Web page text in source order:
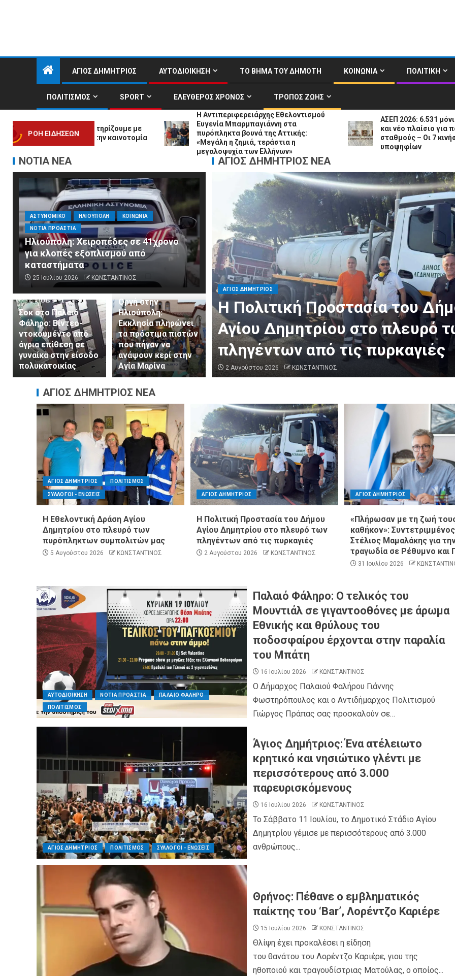
ΑΓΙΟΣ ΔΗΜΗΤΡΙΟΣ ΑΥΤΟΔΙΟΙΚΗΣΗ ΤΟ ΒΗΜΑ ΤΟΥ ΔΗΜΟΤΗ ΚΟΙΝΩΝΙΑ ΠΟΛΙΤΙΚΗ
ΠΟΛΙΤΙΣΜΟΣ SPORT ΕΛΕΥΘΕΡΟΣ ΧΡΟΝΟΣ ΤΡΟΠΟΣ ΖΩΗΣ
ΡΟΗ ΕΙΔΗΣΕΩΝ
Στηρίζουμε με
έρευνα και την καινοτομία
Η Αντιπεριφερειάρχης Εθελοντισμού
Ευγενία Μπαρμπαγιάννη στα
πυρόπληκτα βουνά της Αττικής:
«Μεγάλη η ζημιά, τεράστια η
μεγαλοψυχία των Ελλήνων»
ΑΣΕΠ 2026: 6.531 μόνιμες
και νέο πλαίσιο για παιδικούς
σταθμούς – Οι 7 κινήσεις των
υποψηφίων
ΝΟΤΙΑ ΝΕΑ
ΑΣΤΥΝΟΜΙΚΟ ΗΛΙΟΥΠΟΛΗ ΚΟΙΝΩΝΙΑ
ΝΟΤΙΑ ΠΡΟΑΣΤΙΑ
Ηλιούπολη: Χειροπέδες σε 41χρονο
για κλοπές εξοπλισμού από
καταστήματα
25 Ιουλίου 2026 ΚΩΝΣΤΑΝΤΙΝΟΣ
Σοκ στο Παλαιό
Φάληρο: Βίντεο-
ντοκουμέντο από
άγρια επίθεση σε
γυναίκα στην είσοδο
πολυκατοικίας
Οργή στην
Ηλιούπολη:
Εκκλησία πληρώνει
τα πρόστιμα πιστών
που πήγαν να
ανάψουν κερί στην
Αγία Μαρίνα
ΑΓΙΟΣ ΔΗΜΗΤΡΙΟΣ ΝΕΑ
Προστασία του Δήμου
στο πλευρό των
από τις πυρκαγιές
ΑΓΙΟΣ ΔΗΜΗΤΡΙΟΣ
«Πλήρωσαν με τη ζωή τους το
καθήκον»: Συντετριμμένος ο
Στέλιος Μαμαλάκης για την
τραγωδία σε Ρέθυμνο και
31 Ιουλίου 2026 ΚΩΝΣΤΑΝΤΙΝΟΣ
ΑΓΙΟΣ ΔΗΜΗΤΡΙΟΣ ΝΕΑ
ΑΓΙΟΣ ΔΗΜΗΤΡΙΟΣ ΠΟΛΙΤΙΣΜΟΣ
ΣΥΛΛΟΓΟΙ - ΕΝΩΣΕΙΣ
Η Εθελοντική Δράση Αγίου
Δημητρίου στο πλευρό των
πυρόπληκτων συμπολιτών μας
5 Αυγούστου 2026 ΚΩΝΣΤΑΝΤΙΝΟΣ
ΑΓΙΟΣ ΔΗΜΗΤΡΙΟΣ
Η Πολιτική Προστασία του Δήμου
Αγίου Δημητρίου στο πλευρό των
πληγέντων από τις πυρκαγιές
2 Αυγούστου 2026 ΚΩΝΣΤΑΝΤΙΝΟΣ
ΑΓΙΟΣ ΔΗΜΗΤΡΙΟΣ
«Πλήρωσαν με τη ζωή
καθήκον»:
Στέλιος Μαμαλάκης για
τραγωδία σε Ρέθυμνο και
31 Ιουλίου 2026
ΑΥΤΟΔΙΟΙΚΗΣΗ ΝΟΤΙΑ ΠΡΟΑΣΤΙΑ ΠΑΛΑΙΟ ΦΑΛΗΡΟ
ΠΟΛΙΤΙΣΜΟΣ
Παλαιό Φάληρο: Ο τελικός του
Μουντιάλ σε γιγαντοοθόνες με άρωμα
Εθνικής και θρύλους του
ποδοσφαίρου έρχονται στην παραλία
του Μπάτη
16 Ιουλίου 2026 ΚΩΝΣΤΑΝΤΙΝΟΣ
Ο Δήμαρχος Παλαιού Φαλήρου Γιάννης
Φωστηρόπουλος και ο Αντιδήμαρχος Πολιτισμού
Γιώργος Πράπας σας προσκαλούν σε…
ΑΓΙΟΣ ΔΗΜΗΤΡΙΟΣ ΠΟΛΙΤΙΣΜΟΣ ΣΥΛΛΟΓΟΙ - ΕΝΩΣΕΙΣ
Άγιος Δημήτριος: Ένα ατέλειωτο
κρητικό και νησιώτικο γλέντι με
περισσότερους από 3.000
παρευρισκόμενους
16 Ιουλίου 2026 ΚΩΝΣΤΑΝΤΙΝΟΣ
Το Σάββατο 11 Ιουλίου, το Δημοτικό Στάδιο Αγίου
Δημητρίου γέμισε με περισσότερους από 3.000
ανθρώπους...
Θρήνος: Πέθανε ο εμβληματικός
παίκτης του ‘Bar’, Λορέντζο Καριέρε
15 Ιουλίου 2026 ΚΩΝΣΤΑΝΤΙΝΟΣ
Θλίψη έχει προκαλέσει η είδηση
του θανάτου του Λορέντζο Καριέρε, γιου της
ηθοποιού και τραγουδίστριας Ματούλας, ο οποίος...